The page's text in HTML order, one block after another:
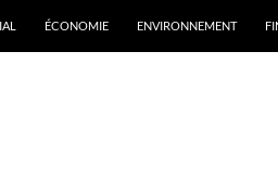
ÉCONOMIE ENVIRONNEMENT